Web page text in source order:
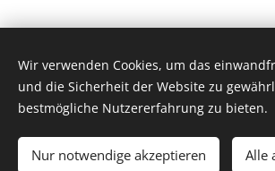
Cookies
Wir verwenden Cookies, um das
und die Sicherheit der Website zu
bestmögliche Nutzererfahrung zu bieten.
Nur notwendige akzeptieren Alle